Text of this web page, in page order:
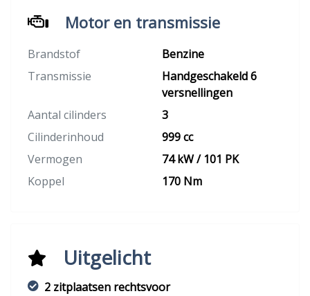
Motor en transmissie
Brandstof
Benzine
Transmissie
Handgeschakeld 6
versnellingen
Aantal cilinders
3
Cilinderinhoud
999 cc
Vermogen
74 kW / 101 PK
Koppel
170 Nm
Uitgelicht
2 zitplaatsen rechtsvoor